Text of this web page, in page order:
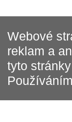
Webové
reklam a
tyto